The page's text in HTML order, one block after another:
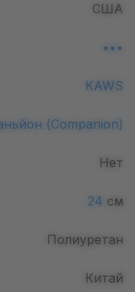
США
•••
KAWS
(Companion)
Нет
24 см
Полиуретан
Китай